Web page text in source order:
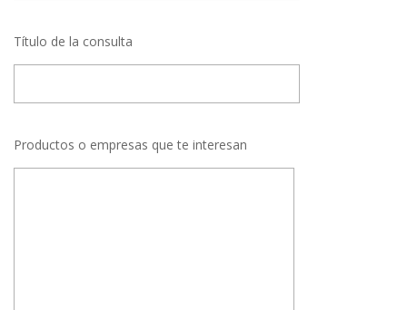
Título de la consulta
Productos o empresas que te interesan